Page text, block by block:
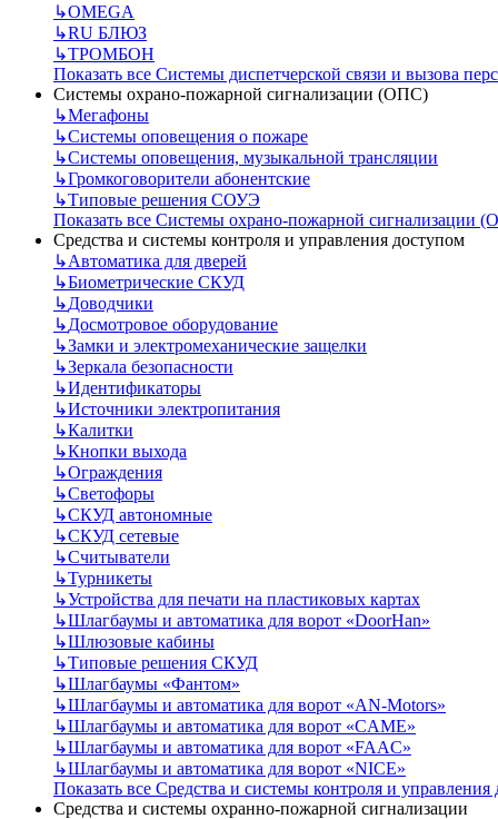
↳OMEGA
↳RU БЛЮЗ
↳ТРОМБОН
Показать все Системы диспетчерской связи и вызова
Системы охрано-пожарной сигнализации (ОПС)
↳Мегафоны
↳Системы оповещения о пожаре
↳Системы оповещения, музыкальной трансляции
↳Громкоговорители абонентские
↳Типовые решения СОУЭ
Показать все Системы охрано-пожарной сигнализации
Средства и системы контроля и управления доступом
↳Автоматика для дверей
↳Биометрические СКУД
↳Доводчики
↳Досмотровое оборудование
↳Замки и электромеханические защелки
↳Зеркала безопасности
↳Идентификаторы
↳Источники электропитания
↳Калитки
↳Кнопки выхода
↳Ограждения
↳Светофоры
↳СКУД автономные
↳СКУД сетевые
↳Считыватели
↳Турникеты
↳Устройства для печати на пластиковых картах
↳Шлагбаумы и автоматика для ворот «DoorHan»
↳Шлюзовые кабины
↳Типовые решения СКУД
↳Шлагбаумы «Фантом»
↳Шлагбаумы и автоматика для ворот «AN-Motors»
↳Шлагбаумы и автоматика для ворот «CAME»
↳Шлагбаумы и автоматика для ворот «FAAC»
↳Шлагбаумы и автоматика для ворот «NICE»
Показать все Средства и системы контроля и управления
Средства и системы охранно-пожарной сигнализации